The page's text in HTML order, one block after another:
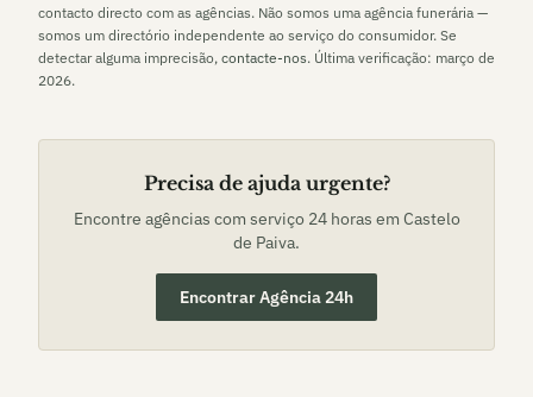
contacto directo com as agências. Não somos uma agência funerária —
somos um directório independente ao serviço do consumidor. Se
detectar alguma imprecisão, contacte-nos. Última verificação: março de
2026.
Precisa de ajuda urgente?
Encontre agências com serviço 24 horas em Castelo
de Paiva.
Encontrar Agência 24h